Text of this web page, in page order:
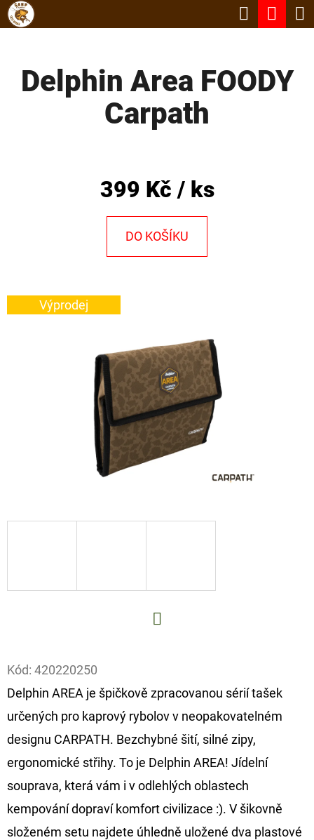
Přejít
Hledat
Delphin Area FOODY
Carpath
399 Kč / ks
DO KOŠÍKU
Výprodej
Kód: 420220250
Delphin AREA je špičkově zpracovanou sérií tašek
určených pro kaprový rybolov v neopakovatelném
designu CARPATH. Bezchybné šití, silné zipy,
ergonomické střihy. To je Delphin AREA! Jídelní
souprava, která vám i v odlehlých oblastech
kempování dopraví komfort civilizace :). V šikovně
složeném setu najdete úhledně uložené dva plastové
K
O
J
E
HLEDAT
D
O
P
O
R
Č
U
J
E